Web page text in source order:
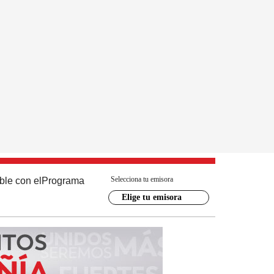
con el Programa Selecciona tu emisora
Elige tu emisora